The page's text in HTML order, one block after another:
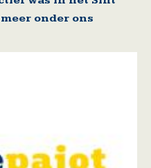
onder ons